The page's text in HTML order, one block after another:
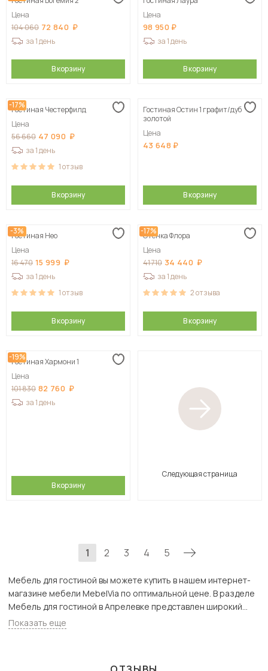
Цена
104 060 72 840
за 1 день
В корзину
Цена
98 950
за 1 день
В корзину
-17%
Гостиная Честерфилд
Цена
56 660 47 090
за 1 день
1отзыв
В корзину
Гостиная Остин 1 графит/дуб
золотой
Цена
43 648
В корзину
-3%
Гостиная Нео
Цена
16 470 15 999
за 1 день
1отзыв
В корзину
-17%
Стенка Флора
Цена
41 710 34 440
за 1 день
2отзыва
В корзину
-19%
Гостиная Хармони 1
Цена
101 830 82 760
за 1 день
В корзину
Следующая страница
1 2 3 4 5
Мебель для гостиной вы можете купить в нашем интернет-
магазине мебели MebelVia по оптимальной цене. В разделе
Мебель для гостиной в Апрелевке представлен широкий
ассортимент товаров с доставкой в Москве и Подмосковью,
включая Апрелевка. Всего товаров в категории «Мебель для
Показать еще